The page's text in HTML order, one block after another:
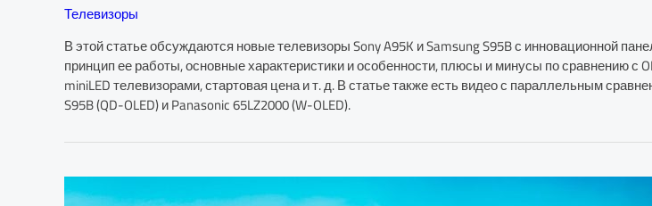
Телевизоры
В этой статье обсуждаются новые телевизоры Sony A95K и Samsung S95B с инновационной
принцип ее работы, основные характеристики и особенности, плюсы и минусы по сравнению с
miniLED телевизорами, стартовая цена и т. д. В статье также есть видео с параллельным
S95B (QD-OLED) и Panasonic 65LZ2000 (W-OLED).